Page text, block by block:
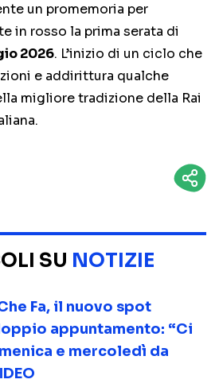
un promemoria per
in rosso la prima serata di
2026. L’inizio di un ciclo che
e addirittura qualche
migliore tradizione della Rai
SU NOTIZIE
Fa, il nuovo spot
appuntamento: “Ci
e mercoledì da